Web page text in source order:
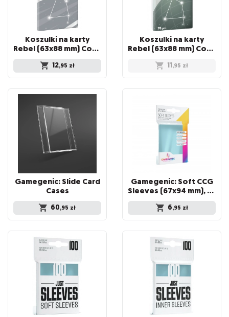
Koszulki na karty
Rebel (63x88 mm) Corvus Inner Sleeve Light, 100 sztuk
12,95 zł
Koszulki na karty
Rebel (63x88 mm) Corvus Medium, 100 sztuk
11,95 zł
Gamegenic: Slide Card
Cases
60,95 zł
Gamegenic: Soft CCG
Sleeves (67x94 mm), 100 sztuk
6,95 zł